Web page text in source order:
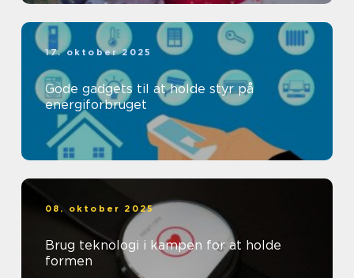
17. oktober 2025
Gode gadgets til at holde styr på
energiforbruget
08. oktober 2025
Brug teknologi i kampen for at holde
formen